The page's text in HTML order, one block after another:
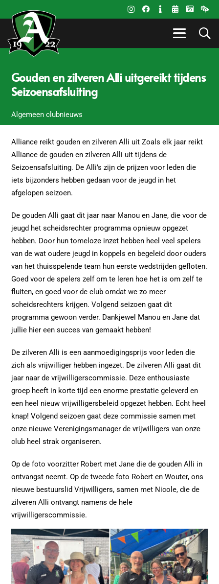
Gouden en zilveren Alli uitgereikt tijdens
Seizoensafsluiting
Algemeen clubnieuws
Alliance reikt gouden en zilveren Alli uit Zoals elk jaar reikt
Alliance de gouden en zilveren Alli uit tijdens de
Seizoensafsluiting. De Alli’s zijn de prijzen voor leden die
iets bijzonders hebben gedaan voor de jeugd in het
afgelopen seizoen.
De gouden Alli gaat dit jaar naar Manou en Jane, die voor de
jeugd het scheidsrechter programma opnieuw opgezet
hebben. Door hun tomeloze inzet hebben heel veel spelers
van de wat oudere jeugd in koppels en begeleid door ouders
van het thuisspelende team hun eerste wedstrijden gefloten.
Goed voor de spelers zelf om te leren hoe het is om zelf te
fluiten, en goed voor de club omdat we zo meer
scheidsrechters krijgen. Volgend seizoen gaat dit
programma gewoon verder. Dankjewel Manou en Jane dat
jullie hier een succes van gemaakt hebben!
De zilveren Alli is een aanmoedigingsprijs voor leden die
zich als vrijwilliger hebben ingezet. De zilveren Alli gaat dit
jaar naar de vrijwilligerscommissie. Deze enthousiaste
groep heeft in korte tijd een enorme prestatie geleverd en
een heel nieuw vrijwilligersbeleid opgezet hebben. Echt heel
knap! Volgend seizoen gaat deze commissie samen met
onze nieuwe Verenigingsmanager de vrijwilligers van onze
club heel strak organiseren.
Op de foto voorzitter Robert met Jane die de gouden Alli in
ontvangst neemt. Op de tweede foto Robert en Wouter, ons
nieuwe bestuurslid Vrijwilligers, samen met Nicole, die de
zilveren Alli ontvangt namens de hele
vrijwilligerscommissie.